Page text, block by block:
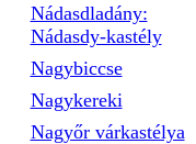
Nádasdladány:
Nádasdy-kastély
Nagybiccse
Nagykereki
Nagyőr várkastélya